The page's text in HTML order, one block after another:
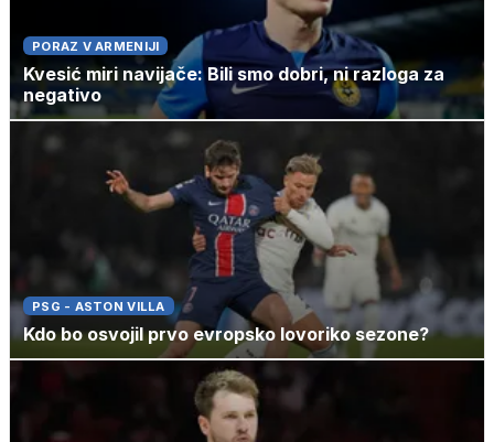
PORAZ V ARMENIJI
Kvesić miri navijače: Bili smo dobri, ni razloga za
negativo
PSG - ASTON VILLA
Kdo bo osvojil prvo evropsko lovoriko sezone?